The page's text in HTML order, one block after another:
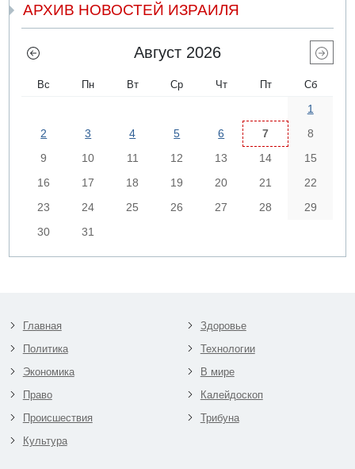
АРХИВ НОВОСТЕЙ ИЗРАИЛЯ
Август 2026
Вс Пн Вт Ср Чт Пт Сб
1
2
3 4 5 6 7
8
9
10 11 12 13 14
15
16
17 18 19 20 21
22
23
24 25 26 27 28
29
30
31
Главная
Политика
Экономика
Право
Происшествия
Культура
Здоровье
Технологии
В мире
Калейдоскоп
Трибуна